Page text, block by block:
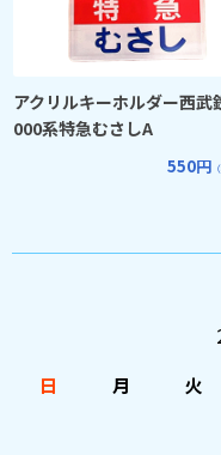
アクリルキーホルダー西武
000系特急むさしA
550円
日 月 火